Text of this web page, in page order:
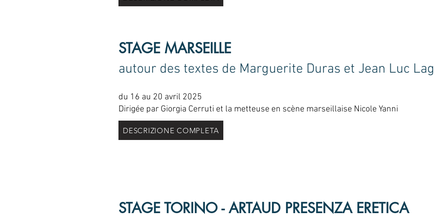
STAGE MARSEILLE
autour des textes de Marguerite Duras et Jean Luc
du 16 au 20 avril 2025
Dirigée par Giorgia Cerruti et la metteuse en scène marseillaise Nicole Yanni
DESCRIZIONE COMPLETA
STAGE TORINO - ARTAUD PRESENZA ERETICA